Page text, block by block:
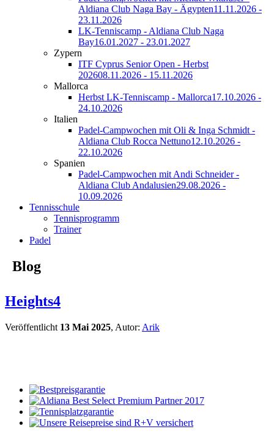
Aldiana Club Naga Bay - Ägypten11.11.2026 -
23.11.2026
LK-Tenniscamp - Aldiana Club Naga
Bay16.01.2027 - 23.01.2027
Zypern
ITF Cyprus Senior Open - Herbst
202608.11.2026 - 15.11.2026
Mallorca
Herbst LK-Tenniscamp - Mallorca17.10.2026 -
24.10.2026
Italien
Padel-Campwochen mit Oli & Inga Schmidt -
Aldiana Club Rocca Nettuno12.10.2026 -
22.10.2026
Spanien
Padel-Campwochen mit Andi Schneider -
Aldiana Club Andalusien29.08.2026 -
10.09.2026
Tennisschule
Tennisprogramm
Trainer
Padel
Blog
Heights4
Veröffentlicht 13 Mai 2025, Autor: Arik